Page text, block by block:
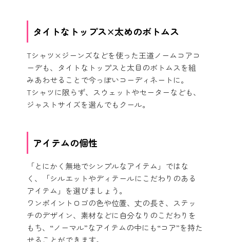
タイトなトップス×太めのボトムス
Tシャツ×ジーンズなどを使った王道ノームコアコ
ーデも、タイトなトップスと太目のボトムスを組
みあわせることで今っぽいコーディネートに。
Tシャツに限らず、スウェットやセーターなども、
ジャストサイズを選んでもクール。
アイテムの個性
「とにかく無地でシンプルなアイテム」ではな
く、「シルエットやディテールにこだわりのある
アイテム」を選びましょう。
ワンポイントロゴの色や位置、丈の長さ、ステッ
チのデザイン、素材などに自分なりのこだわりを
もち、“ノーマル”なアイテムの中にも“コア”を持た
せることができます。